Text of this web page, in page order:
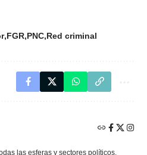
FGR PNC Red criminal
las esferas y sectores políticos,